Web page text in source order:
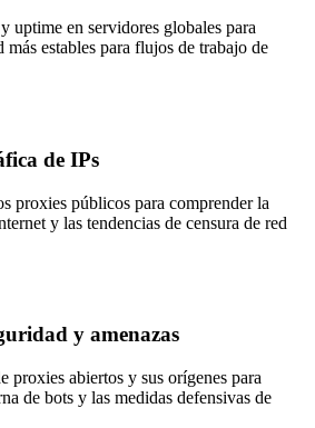
uptime en servidores globales para
estables para flujos de trabajo de
de IPs
proxies públicos para comprender la
y las tendencias de censura de red
y amenazas
proxies abiertos y sus orígenes para
de bots y las medidas defensivas de